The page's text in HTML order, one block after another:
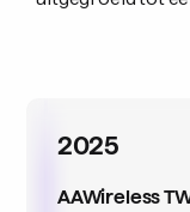
2025
AAWireless